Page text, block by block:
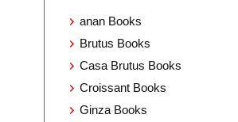
anan Books
Brutus Books
Casa Brutus Books
Croissant Books
Ginza Books